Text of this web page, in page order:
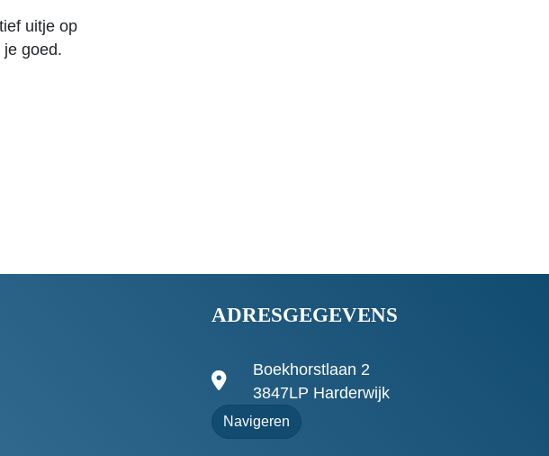
uitje op
goed.
ADRESGEGEVENS
Boekhorstlaan 2
3847LP Harderwijk
Navigeren